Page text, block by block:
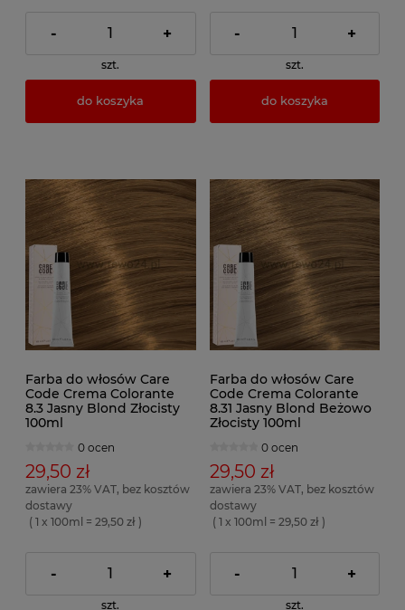
- +
szt.
do koszyka
- +
szt.
do koszyka
Farba do włosów Care
Code Crema Colorante
8.3 Jasny Blond Złocisty
100ml
0 ocen
29,50 zł
zawiera 23% VAT, bez kosztów
dostawy
( 1 x 100ml = 29,50 zł )
- +
szt.
Farba do włosów Care
Code Crema Colorante
8.31 Jasny Blond Beżowo
Złocisty 100ml
0 ocen
29,50 zł
zawiera 23% VAT, bez kosztów
dostawy
( 1 x 100ml = 29,50 zł )
- +
szt.